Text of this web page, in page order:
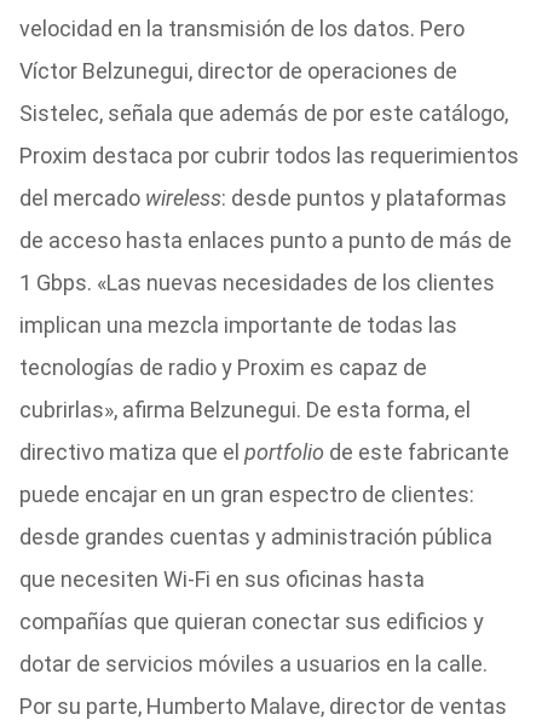
velocidad en la transmisión de los datos. Pero
Víctor Belzunegui, director de operaciones de
Sistelec, señala que además de por este catálogo,
Proxim destaca por cubrir todos las requerimientos
del mercado wireless: desde puntos y plataformas
de acceso hasta enlaces punto a punto de más de
1 Gbps. «Las nuevas necesidades de los clientes
implican una mezcla importante de todas las
tecnologías de radio y Proxim es capaz de
cubrirlas», afirma Belzunegui. De esta forma, el
directivo matiza que el portfolio de este fabricante
puede encajar en un gran espectro de clientes:
desde grandes cuentas y administración pública
que necesiten Wi-Fi en sus oficinas hasta
compañías que quieran conectar sus edificios y
dotar de servicios móviles a usuarios en la calle.
Por su parte, Humberto Malave, director de ventas